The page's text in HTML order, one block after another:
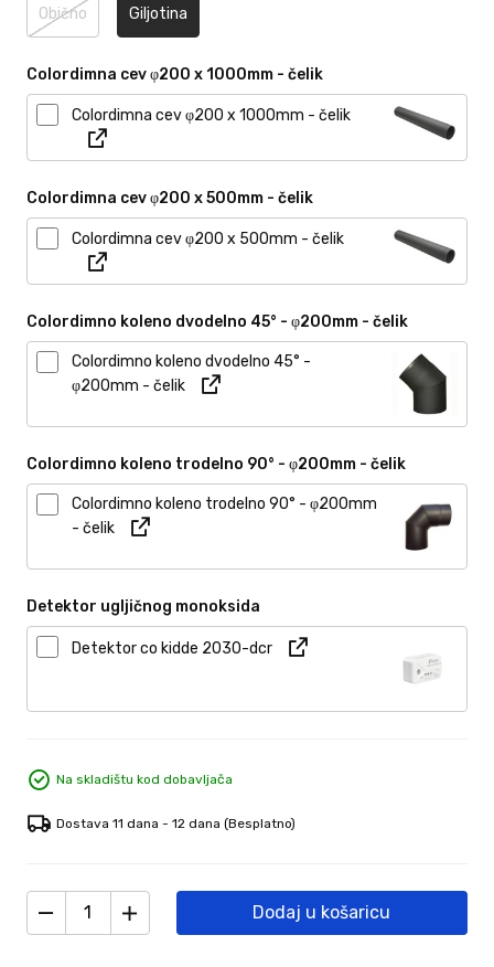
Obično Giljotina
Colordimna cev φ200 x 1000mm - čelik
Colordimna cev φ200 x 1000mm - čelik
Colordimna cev φ200 x 500mm - čelik
Colordimna cev φ200 x 500mm - čelik
Colordimno koleno dvodelno 45° - φ200mm - čelik
Colordimno koleno dvodelno 45° -
φ200mm - čelik
Colordimno koleno trodelno 90° - φ200mm - čelik
Colordimno koleno trodelno 90° - φ200mm
- čelik
Detektor ugljičnog monoksida
Detektor co kidde 2030-dcr
Na skladištu kod dobavljača
Dostava 11 dana - 12 dana (Besplatno)
Dodaj u košaricu